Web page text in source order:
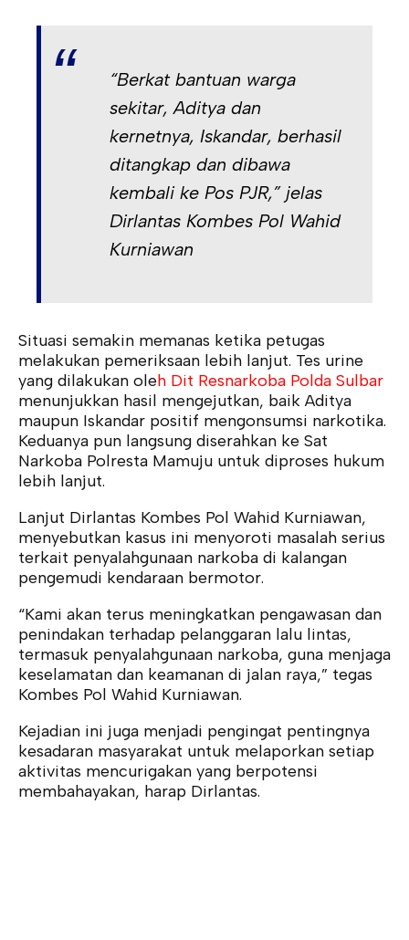
“Berkat bantuan warga
sekitar, Aditya dan
kernetnya, Iskandar, berhasil
ditangkap dan dibawa
kembali ke Pos PJR,” jelas
Dirlantas Kombes Pol Wahid
Kurniawan
Situasi semakin memanas ketika petugas
melakukan pemeriksaan lebih lanjut. Tes urine
yang dilakukan oleh Dit Resnarkoba Polda Sulbar
menunjukkan hasil mengejutkan, baik Aditya
maupun Iskandar positif mengonsumsi narkotika.
Keduanya pun langsung diserahkan ke Sat
Narkoba Polresta Mamuju untuk diproses hukum
lebih lanjut.
Lanjut Dirlantas Kombes Pol Wahid Kurniawan,
menyebutkan kasus ini menyoroti masalah serius
terkait penyalahgunaan narkoba di kalangan
pengemudi kendaraan bermotor.
“Kami akan terus meningkatkan pengawasan dan
penindakan terhadap pelanggaran lalu lintas,
termasuk penyalahgunaan narkoba, guna menjaga
keselamatan dan keamanan di jalan raya,” tegas
Kombes Pol Wahid Kurniawan.
Kejadian ini juga menjadi pengingat pentingnya
kesadaran masyarakat untuk melaporkan setiap
aktivitas mencurigakan yang berpotensi
membahayakan, harap Dirlantas.